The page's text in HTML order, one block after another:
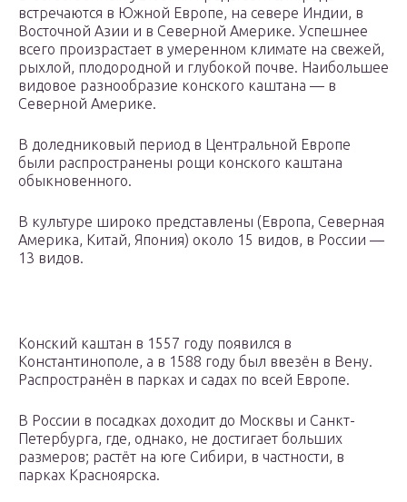
встречаются в Южной Европе, на севере Индии, в
Восточной Азии и в Северной Америке. Успешнее
всего произрастает в умеренном климате на свежей,
рыхлой, плодородной и глубокой почве. Наибольшее
видовое разнообразие конского каштана — в
Северной Америке.
В доледниковый период в Центральной Европе
были распространены рощи конского каштана
обыкновенного.
В культуре широко представлены (Европа, Северная
Америка, Китай, Япония) около 15 видов, в России —
13 видов.
Конский каштан в 1557 году появился в
Константинополе, а в 1588 году был ввезён в Вену.
Распространён в парках и садах по всей Европе.
В России в посадках доходит до Москвы и Санкт-
Петербурга, где, однако, не достигает больших
размеров; растёт на юге Сибири, в частности, в
парках Красноярска.